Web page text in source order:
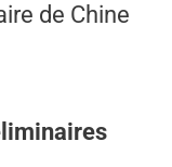
de Chine